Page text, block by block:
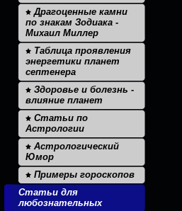
Драгоценные камни
по знакам Зодиака -
Михаил Миллер
Таблица проявления
энергетики планет
септенера
Здоровье и болезнь -
влияние планет
Статьи по
Астрологии
Астрологический
Юмор
Примеры гороскопов
Статьи для
любознательных